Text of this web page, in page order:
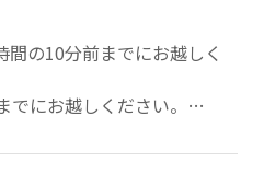
間の10分前までにお越しく
でにお越しください。
にお声がけください。